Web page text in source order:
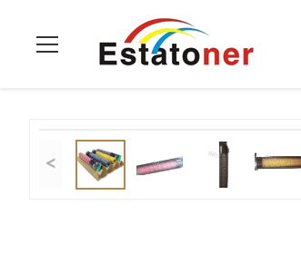
προϊόντα > Ricoh χρώματος γραφίτη
<